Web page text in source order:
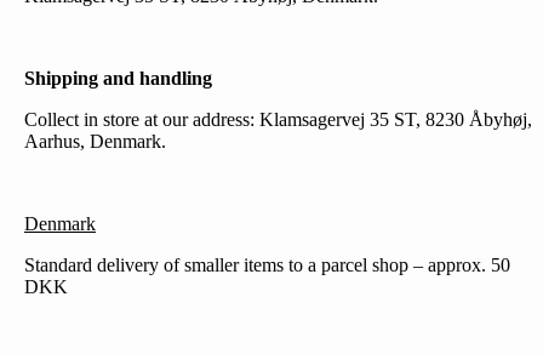
Shipping and handling
Collect in store at our address: Klamsagervej 35 ST, 8230 Åbyhøj,
Aarhus, Denmark.
Denmark
Standard delivery of smaller items to a parcel shop – approx. 50
DKK